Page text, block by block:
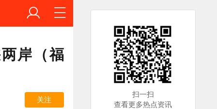
岸（福
关注
扫一扫
查看更多热点资讯